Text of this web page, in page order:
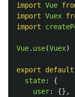
import Vue
import Vuex
import
Vue. use(Vuex)
export default
state:
{
user:
{},